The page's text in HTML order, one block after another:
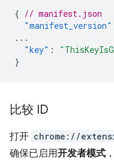
{ // manifest.json
"manifest_version"
...
"key" :
}
比较 ID
打开 chrome://
确保已启用开发者模式